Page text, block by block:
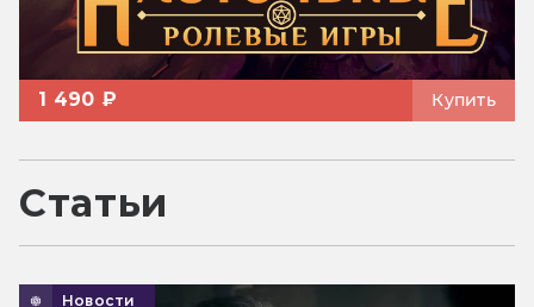
1 490 ₽ Купить
Статьи
Новости